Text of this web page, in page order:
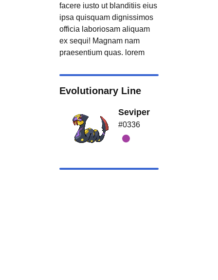
facere iusto ut blanditiis eius
ipsa quisquam dignissimos
officia laboriosam aliquam
ex sequi! Magnam nam
praesentium quas. lorem
Evolutionary Line
Seviper
#0336